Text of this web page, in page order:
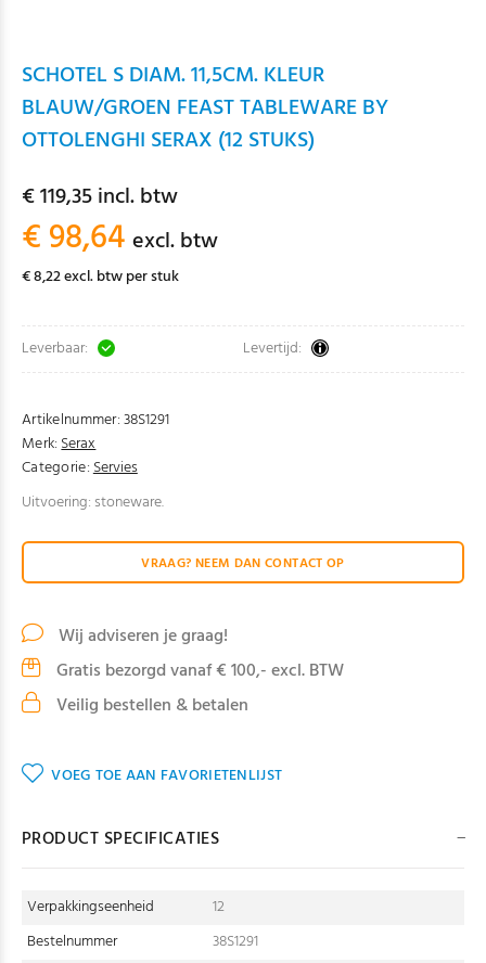
SCHOTEL S DIAM. 11,5CM. KLEUR
BLAUW/GROEN FEAST TABLEWARE BY
OTTOLENGHI SERAX (12 STUKS)
€ 119,35 incl. btw
€ 98,64 excl. btw
€ 8,22 excl. btw per stuk
Leverbaar: Levertijd:
Artikelnummer:38S1291
Merk:Serax
Categorie:Servies
Uitvoering: stoneware.
VRAAG? NEEM DAN CONTACT OP
Wij adviseren je graag!
Gratis bezorgd vanaf € 100,- excl. BTW
Veilig bestellen & betalen
VOEG TOE AAN FAVORIETENLIJST
PRODUCT SPECIFICATIES
Verpakkingseenheid
12
Bestelnummer
38S1291